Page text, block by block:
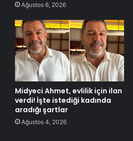
Ağustos 6, 2026
Midyeci Ahmet, evlilik için ilan
verdi! İşte istediği kadında
aradığı şartlar
Ağustos 4, 2026